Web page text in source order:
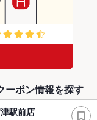
ーポン情報を探す
駅前店